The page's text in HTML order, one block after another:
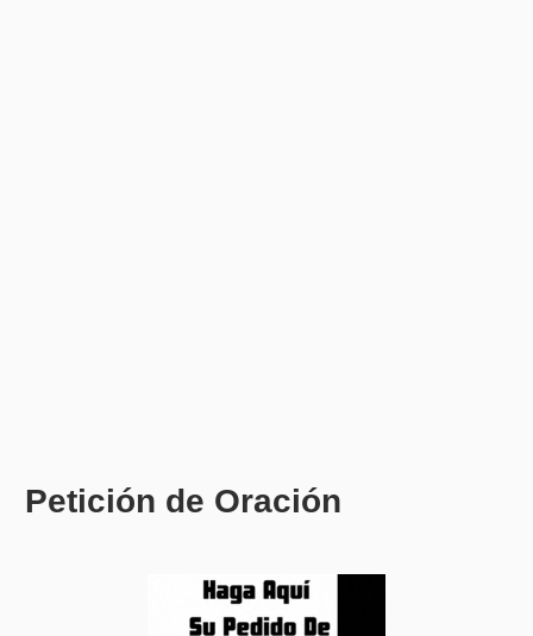
Petición de Oración